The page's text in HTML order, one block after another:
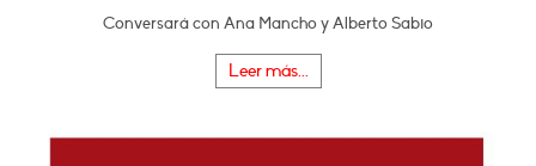
Conversará con Ana Mancho y Alberto Sabio
Leer más...